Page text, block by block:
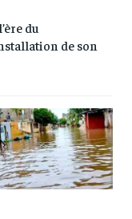
du
de son